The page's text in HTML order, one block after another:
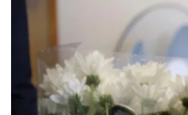
отвагу» посмертно. Тогда
завода, а возвращаясь из-